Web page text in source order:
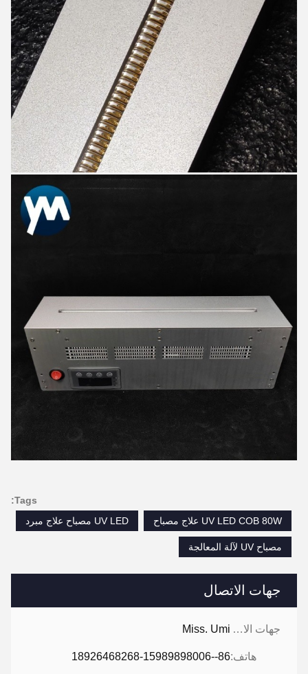
جهات الاتصال
جهات الاتصال: Miss. Umi
هاتف:86--18926468268-15989898006
Tags:
UV LED COB 80W علاج مصباح
UV LED مصباح علاج مبرد
مصباح UV لآلة المعالجة